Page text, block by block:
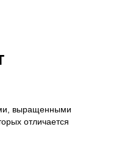
выращенными
отличается